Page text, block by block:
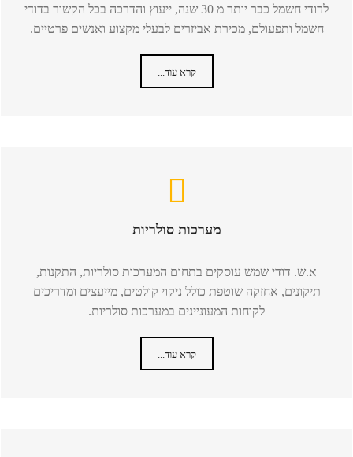
לדודי חשמל כבר יותר מ 30 שנה, ייעוץ והדרכה בכל הקשור בדודי
חשמל ותפעולם, מכירת אביזרים לבעלי מקצוע ואנשים פרטיים.
קרא עוד...
מערכות סולריות
א.ש. דודי שמש עוסקים בתחום המערכות סולריות, התקנות,
תיקונים, אחזקה שוטפת כולל ניקוי קולטים, מייעצים ומדריכים
לקוחות המעוניינים במערכות סולריות.
קרא עוד...